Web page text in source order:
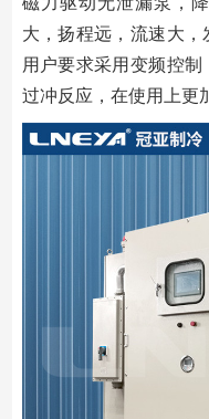
大，扬程远，流速大
用户要求采用变频控
过冲反应，在使用上更